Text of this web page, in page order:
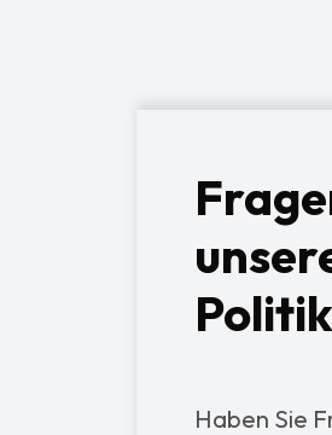
Haben Sie